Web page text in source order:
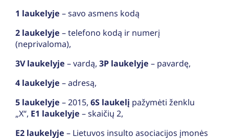
1 laukelyje – savo asmens kodą
2 laukelyje – telefono kodą ir numerį
(neprivaloma),
3V laukelyje – vardą, 3P laukelyje – pavardę,
4 laukelyje –adresą,
5 laukelyje – 2015, 6S laukelį pažymėti ženklu
„X“, E1 laukelyje – skaičių 2,
E2 laukelyje – Lietuvos insulto asociacijos įmonės